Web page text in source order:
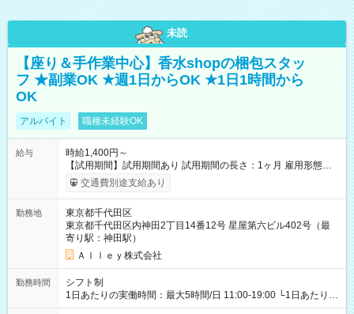
未読
【座り＆手作業中心】香水shopの梱包スタッ
フ ★副業OK ★週1日からOK ★1日1時間から
OK
アルバイト 職種未経験OK
給与
時給1,400円～
【試用期間】試用期間あり 試用期間の長さ：1ヶ月 雇用形態、
給与は本採用時と同じです。
交通費別途支給あり
勤務地
東京都千代田区
東京都千代田区内神田2丁目14番12号 星屋第六ビル402号（最
寄り駅：神田駅）
Ａｌｌｅｙ株式会社
勤務時間
シフト制
1日あたりの実働時間：最大5時間/日 11:00-19:00 └1日あたりの
実働時間：1-5時間 └上記の時間帯内であれば、いつでも勤務可